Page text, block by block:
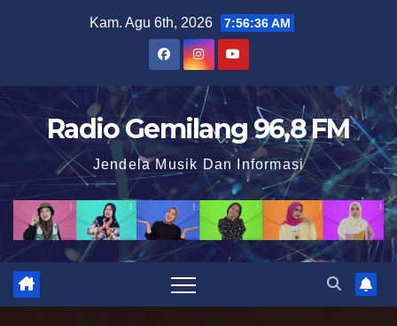
t
o
n
Kam. Agu 6th, 2026 7:56:37 AM
Radio Gemilang 96,8 FM
Jendela Musik Dan Informasi